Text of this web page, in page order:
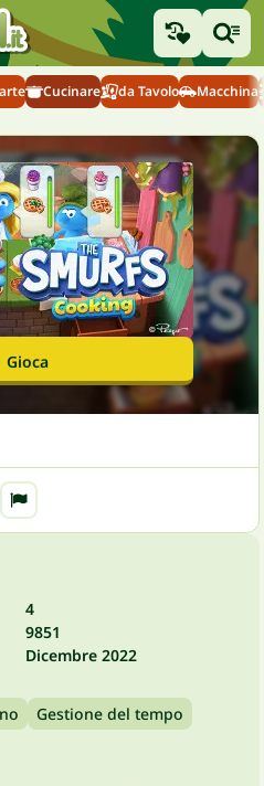
Cucinare da Tavolo Macchina
Gioca
4
9851
Dicembre 2022
Gestione del tempo